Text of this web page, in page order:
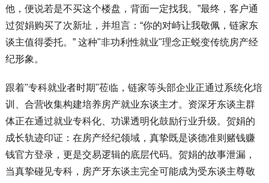
他，便说若是不买这个楼盘，背面一定找我。”最终，客户通
过贺娟购买了次新址，并坦言：“你的对峙让我敬佩，链家东
谈主值得委托。” 这种"非功利性就业"理念正蜕变传统房产经
纪形象。
跟着"专科就业者时期"莅临，链家等头部企业正通过系统化培
训、合营收集构建培养房产就业东谈主才。资深牙东谈主群
体正在通过就业专科化、功课透明化鼓励行业升级。贺娟的
成长轨迹印证：在房产经纪领域，真挚既是谈德准则赌钱赚
钱官方登录，更是交易逻辑的底层代码。贺娟的故事泄漏，
当真挚碰见专科，房产牙东谈主完全可能成为受东谈主尊敬